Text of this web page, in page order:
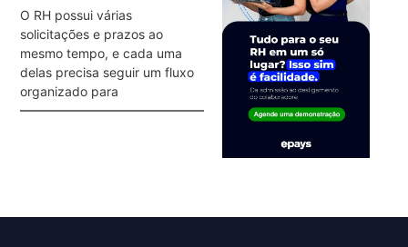
O RH possui várias
solicitações e prazos ao
mesmo tempo, e cada uma
delas precisa seguir um fluxo
organizado para